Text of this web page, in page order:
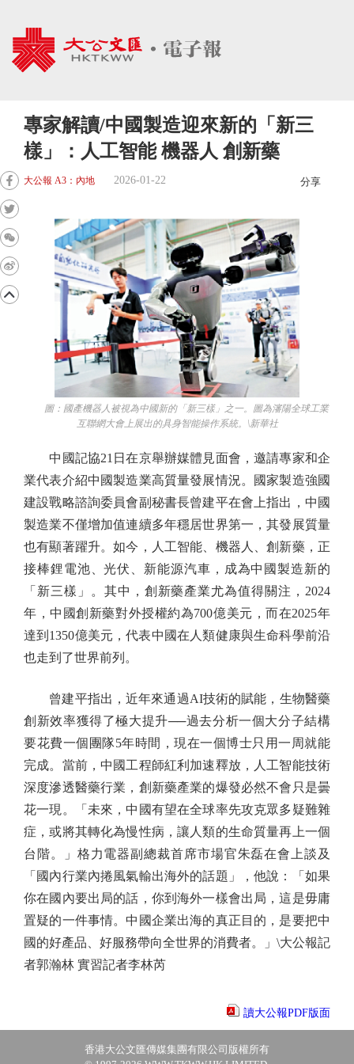
專家解讀/中國製造迎來新的「新三
樣」：人工智能 機器人 創新藥
大公報 A3：內地 2026-01-22 分享
圖：國產機器人被視為中國新的「新三樣」之一。圖為瀋陽全球工業
互聯網大會上展出的具身智能操作系統。\新華社
中國記協21日在京舉辦媒體見面會，邀請專家和企
業代表介紹中國製造業高質量發展情況。國家製造強國
建設戰略諮詢委員會副秘書長曾建平在會上指出，中國
製造業不僅增加值連續多年穩居世界第一，其發展質量
也有顯著躍升。如今，人工智能、機器人、創新藥，正
接棒鋰電池、光伏、新能源汽車，成為中國製造新的
「新三樣」。其中，創新藥產業尤為值得關注，2024
年，中國創新藥對外授權約為700億美元，而在2025年
達到1350億美元，代表中國在人類健康與生命科學前沿
也走到了世界前列。
曾建平指出，近年來通過AI技術的賦能，生物醫藥
創新效率獲得了極大提升──過去分析一個大分子結構
要花費一個團隊5年時間，現在一個博士只用一周就能
完成。當前，中國工程師紅利加速釋放，人工智能技術
深度滲透醫藥行業，創新藥產業的爆發必然不會只是曇
花一現。「未來，中國有望在全球率先攻克眾多疑難雜
症，或將其轉化為慢性病，讓人類的生命質量再上一個
台階。」格力電器副總裁首席市場官朱磊在會上談及
「國內行業內捲風氣輸出海外的話題」，他說：「如果
你在國內要出局的話，你到海外一樣會出局，這是毋庸
置疑的一件事情。中國企業出海的真正目的，是要把中
國的好產品、好服務帶向全世界的消費者。」\大公報記
者郭瀚林 實習記者李林芮
讀大公報PDF版面
香港大公文匯傳媒集團有限公司版權所有